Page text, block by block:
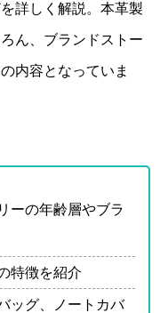
詳しく解説。本革製
ん、ブランドストー
内容となっていま
ーの年齢層やブラ
特徴を紹介
ッグ、ノートカバ